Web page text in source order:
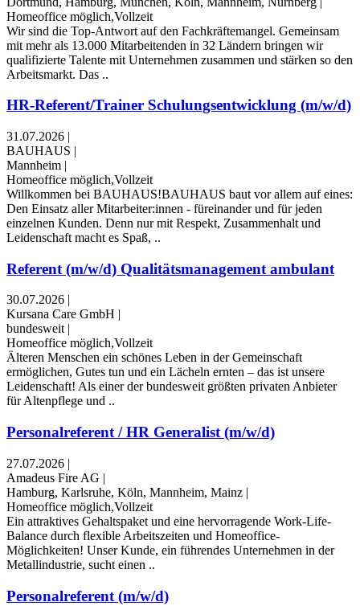
Homeoffice möglich,Vollzeit
Wir sind die Top-Antwort auf den Fachkräftemangel. Gemeinsam
mit mehr als 13.000 Mitarbeitenden in 32 Ländern bringen wir
qualifizierte Talente mit Unternehmen zusammen und stärken so den
Arbeitsmarkt. Das ..
HR-Referent/Trainer Schulungsentwicklung (m/w/d)
31.07.2026 |
BAUHAUS |
Mannheim |
Homeoffice möglich,Vollzeit
Willkommen bei BAUHAUS!BAUHAUS baut vor allem auf eines:
Den Einsatz aller Mitarbeiter:innen - füreinander und für jeden
einzelnen Kunden. Denn nur mit Respekt, Zusammenhalt und
Leidenschaft macht es Spaß, ..
Referent (m/w/d) Qualitätsmanagement ambulant
30.07.2026
Kursana Care GmbH
bundesweit
Homeoffice möglich,Vollzeit
Älteren Menschen ein schönes Leben in der Gemeinschaft
ermöglichen, Gutes tun und ein Lächeln ernten – das ist unsere
Leidenschaft! Als einer der bundesweit größten privaten Anbieter
für Altenpflege und ..
Personalreferent / HR Generalist (m/w/d)
27.07.2026 |
Amadeus Fire AG |
Hamburg, Karlsruhe, Köln, Mannheim, Mainz |
Homeoffice möglich,Vollzeit
Ein attraktives Gehaltspaket und eine hervorragende Work-Life-
Balance durch flexible Arbeitszeiten und Homeoffice-
Möglichkeiten! Unser Kunde, ein führendes Unternehmen in der
Metallindustrie, sucht einen ..
Personalreferent (m/w/d)